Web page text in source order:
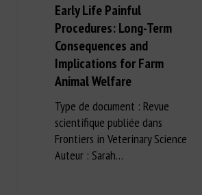
Early Life Painful
Procedures: Long-Term
Consequences and
Implications for Farm
Animal Welfare
Type de document : Revue
scientifique publiée dans
Frontiers in Veterinary Science
Auteur : Sarah…